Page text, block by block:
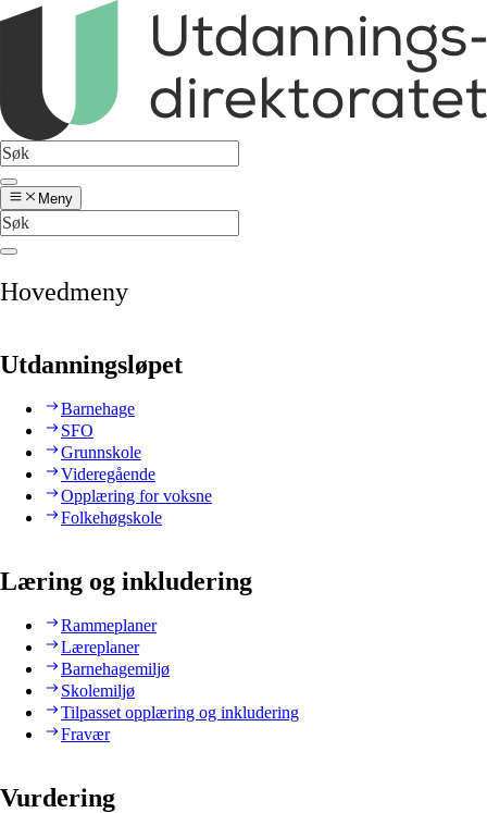
Meny
Hovedmeny
Utdanningsløpet
Barnehage
SFO
Grunnskole
Videregående
Opplæring for voksne
Folkehøgskole
Læring og inkludering
Rammeplaner
Læreplaner
Barnehagemiljø
Skolemiljø
Tilpasset opplæring og inkludering
Fravær
Vurdering